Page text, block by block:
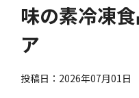
味の素冷凍
投稿日：2026年07月01日